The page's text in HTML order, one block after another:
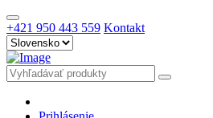
+421 950 443 559 Kontakt